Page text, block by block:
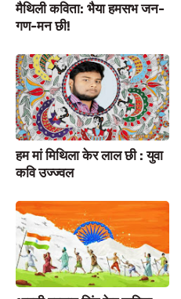
मैथिली कविता: भैया हमसभ जन-
गण-मन छी!
हम मां मिथिला केर लाल छी : युवा
कवि उज्ज्वल